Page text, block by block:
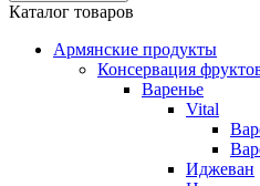
Каталог товаров
Армянские продукты
Консервация
Варенье
Vital
Иджеван